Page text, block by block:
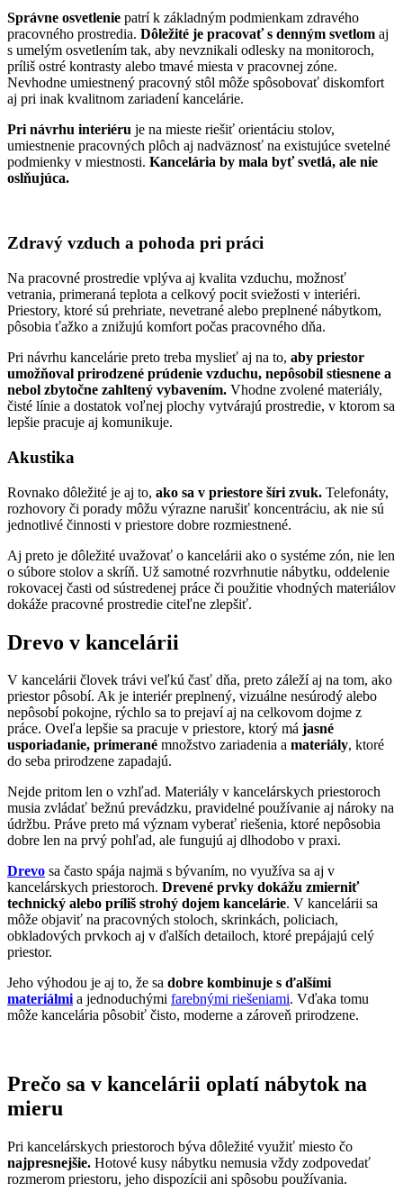
Správne osvetlenie patrí k základným podmienkam zdravého
pracovného prostredia. Dôležité je pracovať s denným svetlom aj
s umelým osvetlením tak, aby nevznikali odlesky na monitoroch,
príliš ostré kontrasty alebo tmavé miesta v pracovnej zóne.
Nevhodne umiestnený pracovný stôl môže spôsobovať diskomfort
aj pri inak kvalitnom zariadení kancelárie.
Pri návrhu interiéru je na mieste riešiť orientáciu stolov,
umiestnenie pracovných plôch aj nadväznosť na existujúce svetelné
podmienky v miestnosti. Kancelária by mala byť svetlá, ale nie
oslňujúca.
Zdravý vzduch a pohoda pri práci
Na pracovné prostredie vplýva aj kvalita vzduchu, možnosť
vetrania, primeraná teplota a celkový pocit sviežosti v interiéri.
Priestory, ktoré sú prehriate, nevetrané alebo preplnené nábytkom,
pôsobia ťažko a znižujú komfort počas pracovného dňa.
Pri návrhu kancelárie preto treba myslieť aj na to, aby priestor
umožňoval prirodzené prúdenie vzduchu, nepôsobil stiesnene a
nebol zbytočne zahltený vybavením. Vhodne zvolené materiály,
čisté línie a dostatok voľnej plochy vytvárajú prostredie, v ktorom sa
lepšie pracuje aj komunikuje.
Akustika
Rovnako dôležité je aj to, ako sa v priestore šíri zvuk. Telefonáty,
rozhovory či porady môžu výrazne narušiť koncentráciu, ak nie sú
jednotlivé činnosti v priestore dobre rozmiestnené.
Aj preto je dôležité uvažovať o kancelárii ako o systéme zón, nie len
o súbore stolov a skríň. Už samotné rozvrhnutie nábytku, oddelenie
rokovacej časti od sústredenej práce či použitie vhodných materiálov
dokáže pracovné prostredie citeľne zlepšiť.
Drevo v kancelárii
V kancelárii človek trávi veľkú časť dňa, preto záleží aj na tom, ako
priestor pôsobí. Ak je interiér preplnený, vizuálne nesúrodý alebo
nepôsobí pokojne, rýchlo sa to prejaví aj na celkovom dojme z
práce. Oveľa lepšie sa pracuje v priestore, ktorý má jasné
usporiadanie, primerané množstvo zariadenia a materiály, ktoré
do seba prirodzene zapadajú.
Nejde pritom len o vzhľad. Materiály v kancelárskych priestoroch
musia zvládať bežnú prevádzku, pravidelné používanie aj nároky na
údržbu. Práve preto má význam vyberať riešenia, ktoré nepôsobia
dobre len na prvý pohľad, ale fungujú aj dlhodobo v praxi.
Drevo sa často spája najmä s bývaním, no využíva sa aj v
kancelárskych priestoroch. Drevené prvky dokážu zmierniť
technický alebo príliš strohý dojem kancelárie. V kancelárii sa
môže objaviť na pracovných stoloch, skrinkách, policiach,
obkladových prvkoch aj v ďalších detailoch, ktoré prepájajú celý
priestor.
Jeho výhodou je aj to, že sa dobre kombinuje s ďalšími
materiálmia jednoduchými farebnými riešeniami. Vďaka tomu
môže kancelária pôsobiť čisto, moderne a zároveň prirodzene.
Prečo sa v kancelárii oplatí nábytok na
mieru
Pri kancelárskych priestoroch býva dôležité využiť miesto čo
najpresnejšie. Hotové kusy nábytku nemusia vždy zodpovedať
rozmerom priestoru, jeho dispozícii ani spôsobu používania.